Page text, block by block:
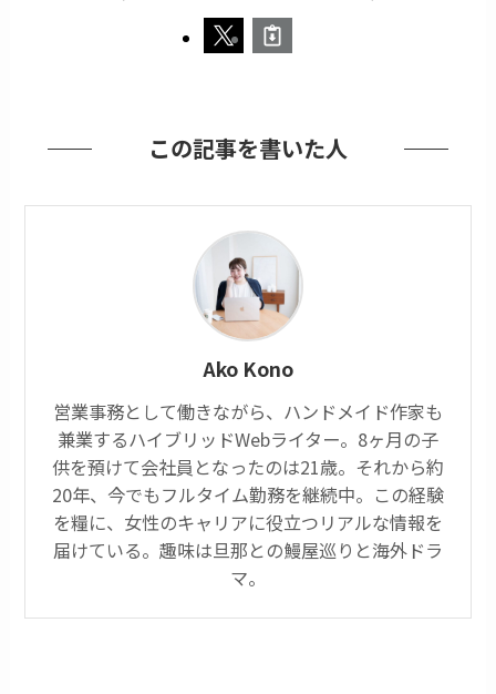
この記事を書いた人
Ako Kono
営業事務として働きながら、ハンドメイド作家も
兼業するハイブリッドWebライター。8ヶ月の子
供を預けて会社員となったのは21歳。それから約
20年、今でもフルタイム勤務を継続中。この経験
を糧に、女性のキャリアに役立つリアルな情報を
届けている。趣味は旦那との鰻屋巡りと海外ドラ
マ。